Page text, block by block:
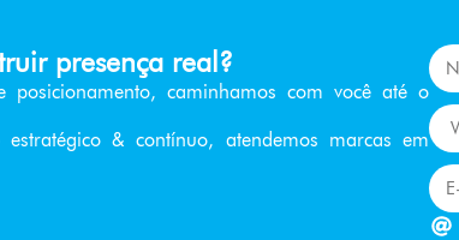
presença real?
posicionamento, caminhamos com você até o
estratégico & contínuo, atendemos marcas em